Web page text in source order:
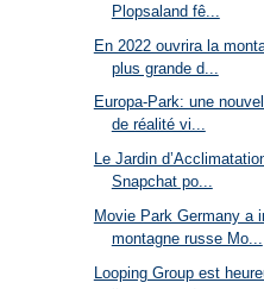
Plopsaland fê...
En 2022 ouvrira la
plus grande d...
Europa-Park: une
de réalité vi...
Le Jardin
Snapchat po...
Movie Park Germany a
montagne russe Mo...
Looping Group est